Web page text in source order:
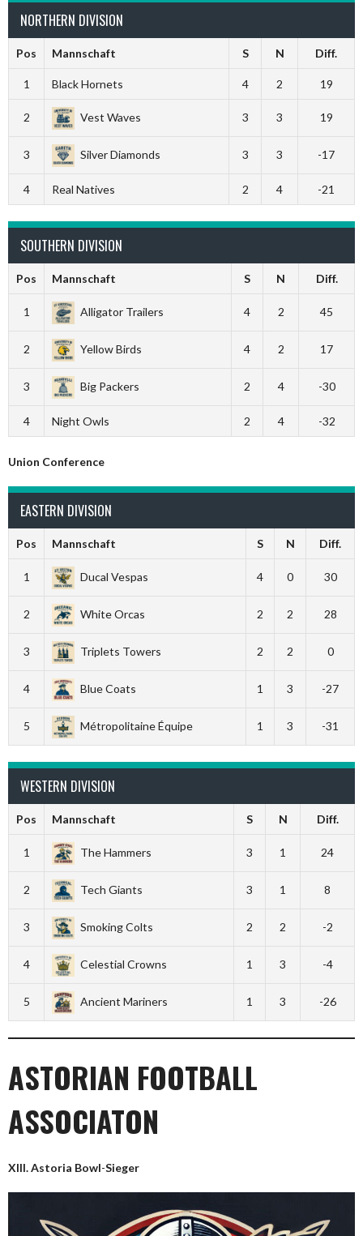
NORTHERN DIVISION
Pos Mannschaft S N Diff.
1 Black Hornets 4 2 19
2 Vest Waves 3 3 19
3 Silver Diamonds 3 3 -17
4 Real Natives 2 4 -21
SOUTHERN DIVISION
Pos Mannschaft S N Diff.
1 Alligator Trailers 4 2 45
2 Yellow Birds 4 2 17
3 Big Packers 2 4 -30
4 Night Owls 2 4 -32
Union Conference
EASTERN DIVISION
Pos Mannschaft S N Diff.
1 Ducal Vespas 4 0 30
2 White Orcas 2 2 28
3 Triplets Towers 2 2 0
4 Blue Coats 1 3 -27
5 Métropolitaine Équipe 1 3 -31
WESTERN DIVISION
Pos Mannschaft S N Diff.
1 The Hammers 3 1 24
2 Tech Giants 3 1 8
3 Smoking Colts 2 2 -2
4 Celestial Crowns 1 3 -4
5 Ancient Mariners 1 3 -26
ASTORIAN FOOTBALL
ASSOCIATON
XIII. Astoria Bowl-Sieger